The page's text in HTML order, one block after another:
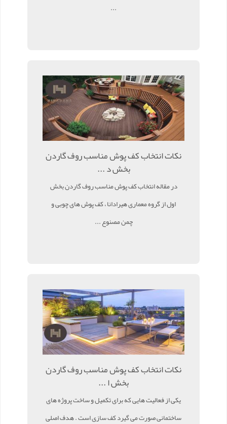
...
نکات انتخاب کف پوش مناسب روف گاردن
بخش د ...
در مقاله انتخاب کف پوش مناسب روف گاردن بخش
اول از گروه معماری هیرادانا ، کف پوش های چوبی و
چمن مصنوع ...
نکات انتخاب کف پوش مناسب روف گاردن
بخش ا ...
یکی از فعالیت هایی که برای تکمیل و ساخت پروژه های
ساختمانی صورت می گیرد کف سازی است . هدف اصلی